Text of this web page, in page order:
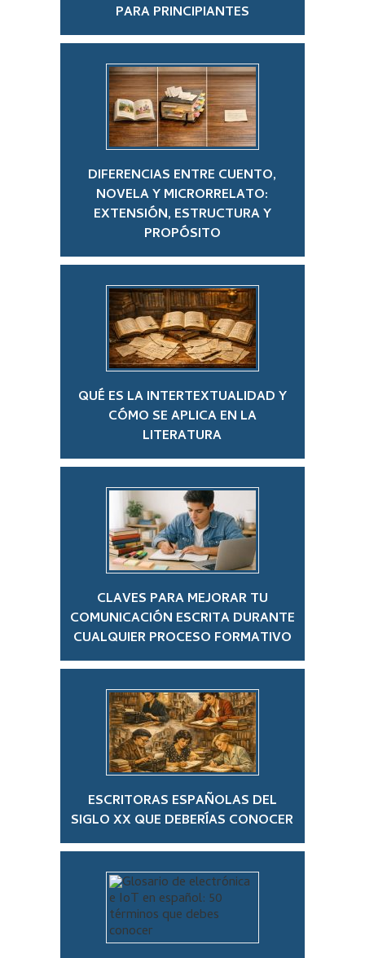
PARA PRINCIPIANTES
DIFERENCIAS ENTRE CUENTO,
NOVELA Y MICRORRELATO:
EXTENSIÓN, ESTRUCTURA Y
PROPÓSITO
QUÉ ES LA INTERTEXTUALIDAD Y
CÓMO SE APLICA EN LA
LITERATURA
CLAVES PARA MEJORAR TU
COMUNICACIÓN ESCRITA DURANTE
CUALQUIER PROCESO FORMATIVO
ESCRITORAS ESPAÑOLAS DEL
SIGLO XX QUE DEBERÍAS CONOCER